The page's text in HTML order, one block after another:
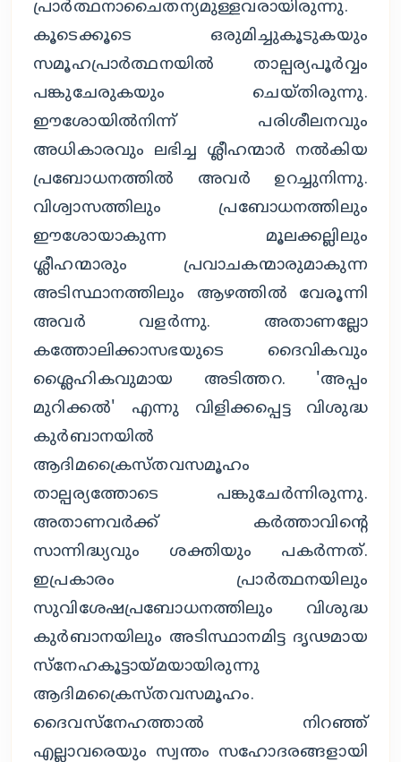
പ്രാര്‍ത്ഥനാചൈതന്യമുള്ളവരായിരുന്നു.
കൂടെക്കൂടെ ഒരുമിച്ചുകൂടുകയും
സമൂഹപ്രാര്‍ത്ഥനയില്‍ താല്പര്യപൂര്‍വ്വം
പങ്കുചേരുകയും ചെയ്തിരുന്നു.
ഈശോയില്‍നിന്ന് പരിശീലനവും
അധികാരവും ലഭിച്ച ശ്ലീഹന്മാര്‍ നല്‍കിയ
പ്രബോധനത്തില്‍ അവര്‍ ഉറച്ചുനിന്നു.
വിശ്വാസത്തിലും പ്രബോധനത്തിലും
ഈശോയാകുന്ന മൂലക്കല്ലിലും
ശ്ലീഹന്മാരും പ്രവാചകന്മാരുമാകുന്ന
അടിസ്ഥാനത്തിലും ആഴത്തില്‍ വേരൂന്നി
അവര്‍ വളര്‍ന്നു. അതാണല്ലോ
കത്തോലിക്കാസഭയുടെ ദൈവികവും
ശ്ലൈഹികവുമായ അടിത്തറ. 'അപ്പം
മുറിക്കല്‍' എന്നു വിളിക്കപ്പെട്ട വിശുദ്ധ
കുര്‍ബാനയില്‍
ആദിമക്രൈസ്തവസമൂഹം
താല്പര്യത്തോടെ പങ്കുചേര്‍ന്നിരുന്നു.
അതാണവര്‍ക്ക് കര്‍ത്താവിന്റെ
സാന്നിദ്ധ്യവും ശക്തിയും പകര്‍ന്നത്.
ഇപ്രകാരം പ്രാര്‍ത്ഥനയിലും
സുവിശേഷപ്രബോധനത്തിലും വിശുദ്ധ
കുര്‍ബാനയിലും അടിസ്ഥാനമിട്ട ദൃഢമായ
സ്‌നേഹകൂട്ടായ്മയായിരുന്നു
ആദിമക്രൈസ്തവസമൂഹം.
ദൈവസ്‌നേഹത്താല്‍ നിറഞ്ഞ്
എല്ലാവരെയും സ്വന്തം സഹോദരങ്ങളായി